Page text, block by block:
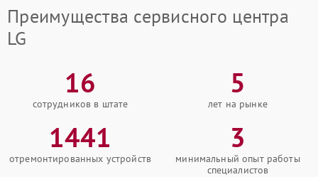
Преимущества сервисного центра
LG
16
сотрудников в штате
5
лет на рынке
1441
отремонтированных устройств
3
минимальный опыт работы
специалистов